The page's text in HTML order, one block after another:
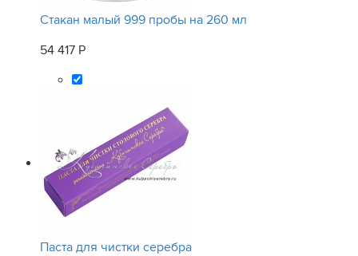
Стакан малый 999 пробы на 260 мл
54 417 Р
Паста для чистки серебра